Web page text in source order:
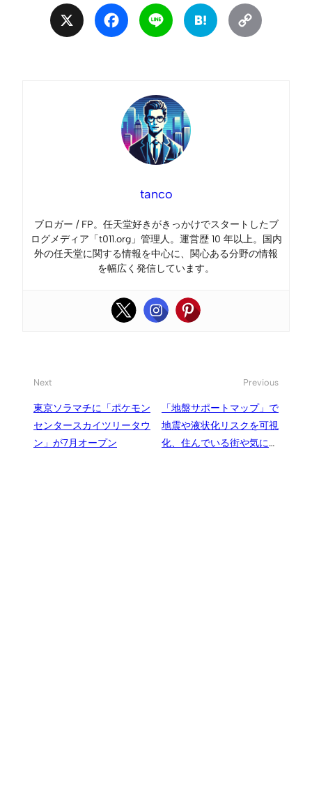
Facebook Line Hatena
tanco
ブロガー / FP。任天堂好きがきっかけでスタートしたブ
ログメディア「t011.org」管理人。運営歴 10 年以上。国内
外の任天堂に関する情報を中心に、関心ある分野の情報
を幅広く発信しています。
Next
東京ソラマチに「ポケモン
センタースカイツリータウ
ン」が7月オープン
Previous
「地盤サポートマップ」で
地震や液状化リスクを可視
化、住んでいる街や気にな